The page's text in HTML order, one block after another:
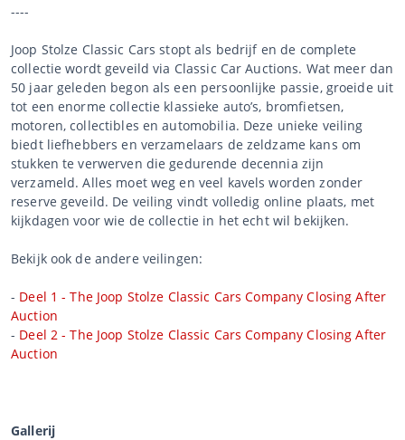
----
Joop Stolze Classic Cars stopt als bedrijf en de complete
collectie wordt geveild via Classic Car Auctions. Wat meer dan
50 jaar geleden begon als een persoonlijke passie, groeide uit
tot een enorme collectie klassieke auto’s, bromfietsen,
motoren, collectibles en automobilia. Deze unieke veiling
biedt liefhebbers en verzamelaars de zeldzame kans om
stukken te verwerven die gedurende decennia zijn
verzameld. Alles moet weg en veel kavels worden zonder
reserve geveild. De veiling vindt volledig online plaats, met
kijkdagen voor wie de collectie in het echt wil bekijken.
Bekijk ook de andere veilingen:
- Deel 1 - The Joop Stolze Classic Cars Company Closing After
Auction
- Deel 2 - The Joop Stolze Classic Cars Company Closing After
Auction
Gallerij